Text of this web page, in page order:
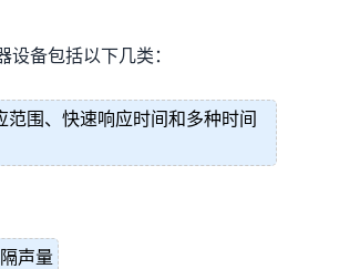
备包括以下几类：
围、快速响应时间和多种时间
声量